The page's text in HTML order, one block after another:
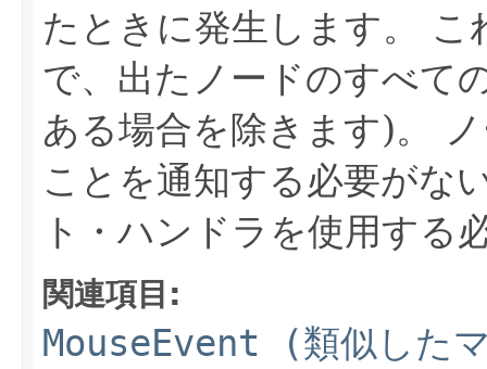
たときに発生します。
こ
で、出たノードのすべて
ある場合を除きます)。
ことを通知する必要がな
ト・ハンドラを使用する
関連項目:
MouseEvent (類似した